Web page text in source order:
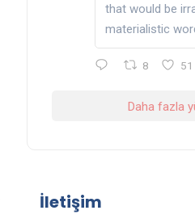
that would be
materialistic
8 51
Daha fazla
İletişim